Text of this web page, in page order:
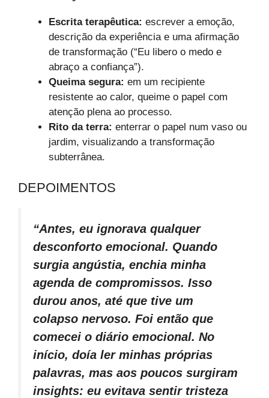
Escrita terapêutica: escrever a emoção,
descrição da experiência e uma afirmação
de transformação (“Eu libero o medo e
abraço a confiança”).
Queima segura: em um recipiente
resistente ao calor, queime o papel com
atenção plena ao processo.
Rito da terra: enterrar o papel num vaso ou
jardim, visualizando a transformação
subterrânea.
DEPOIMENTOS
“Antes, eu ignorava qualquer
desconforto emocional. Quando
surgia angústia, enchia minha
agenda de compromissos. Isso
durou anos, até que tive um
colapso nervoso. Foi então que
comecei o diário emocional. No
início, doía ler minhas próprias
palavras, mas aos poucos surgiram
insights: eu evitava sentir tristeza